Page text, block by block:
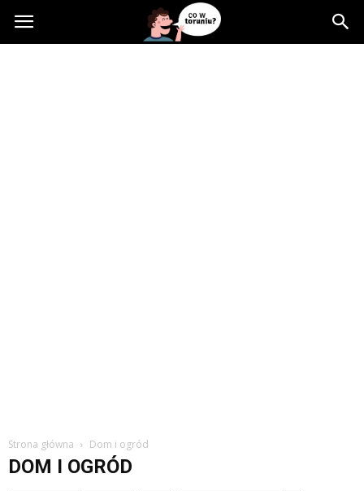
Cowtoruniu.pl
Strona główna Dom i ogród
DOM I OGRÓD